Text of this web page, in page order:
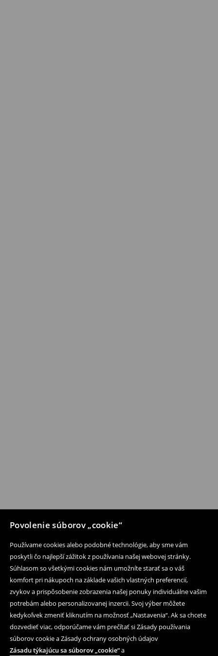
Povolenie súborov „cookie“
Používame cookies alebo podobné technológie, aby sme vám
poskytli čo najlepší zážitok z používania našej webovej stránky.
Súhlasom so všetkými cookies nám umožníte starať sa o váš
komfort pri nákupoch na základe vašich vlastných preferencií,
zvykov a prispôsobenie zobrazenia našej ponuky individuálne vašim
potrebám alebo personalizovanej inzercii. Svoj výber môžete
kedykoľvek zmeniť kliknutím na možnosť „Nastavenia“. Ak sa chcete
dozvedieť viac, odporúčame vám prečítať si Zásady používania
súborov cookie a Zásady ochrany osobných údajov
Zásadu týkajúcu sa súborov „cookie“a